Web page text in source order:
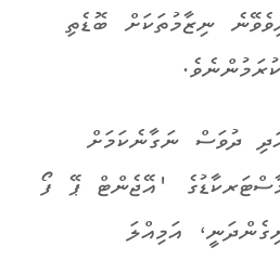
ނިޒާމުތަކަށް ބޮޑެތި
ދުވަސް ނަގާނެކަމަށް
'އޭޖެންޓް ޕޭ ފޯ
އަމިއްލަ